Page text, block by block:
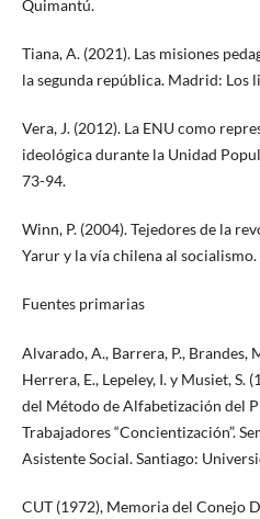
Quimantú.
Tiana, A. (2021). Las misiones
la segunda república. Madrid: Los
Vera, J. (2012). La ENU como
ideológica durante la Unidad
73-94.
Winn, P. (2004). Tejedores de la
Yarur y la vía chilena al
Fuentes primarias
Alvarado, A., Barrera, P., Brandes,
Herrera, E., Lepeley, I. y Musiet, S.
del Método de Alfabetización del
Trabajadores “Concientización”.
Asistente Social. Santiago:
CUT (1972), Memoria del Conejo